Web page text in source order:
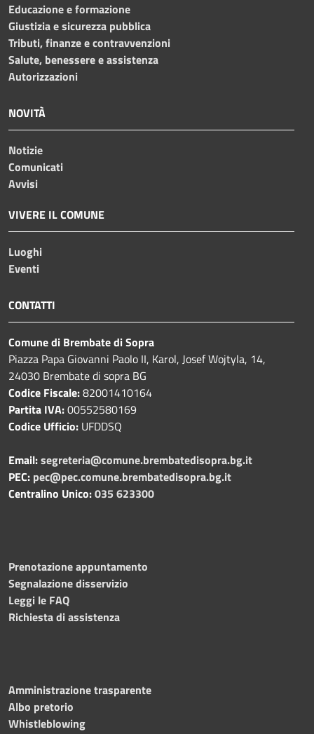
Educazione e formazione
Giustizia e sicurezza pubblica
Tributi, finanze e contravvenzioni
Salute, benessere e assistenza
Autorizzazioni
NOVITÀ
Notizie
Comunicati
Avvisi
VIVERE IL COMUNE
Luoghi
Eventi
CONTATTI
Comune di Brembate di Sopra
Piazza Papa Giovanni Paolo II, Karol, Josef Wojtyla, 14,
24030 Brembate di sopra BG
Codice Fiscale:82001410164
Partita IVA:00552580169
Codice Ufficio: UFDDSQ
Email:segreteria@comune.brembatedisopra.bg.it
PEC: pec@pec.comune.brembatedisopra.bg.it
Centralino Unico:035 623300
Prenotazione appuntamento
Segnalazione disservizio
Leggi le FAQ
Richiesta di assistenza
Amministrazione trasparente
Albo pretorio
Whistleblowing